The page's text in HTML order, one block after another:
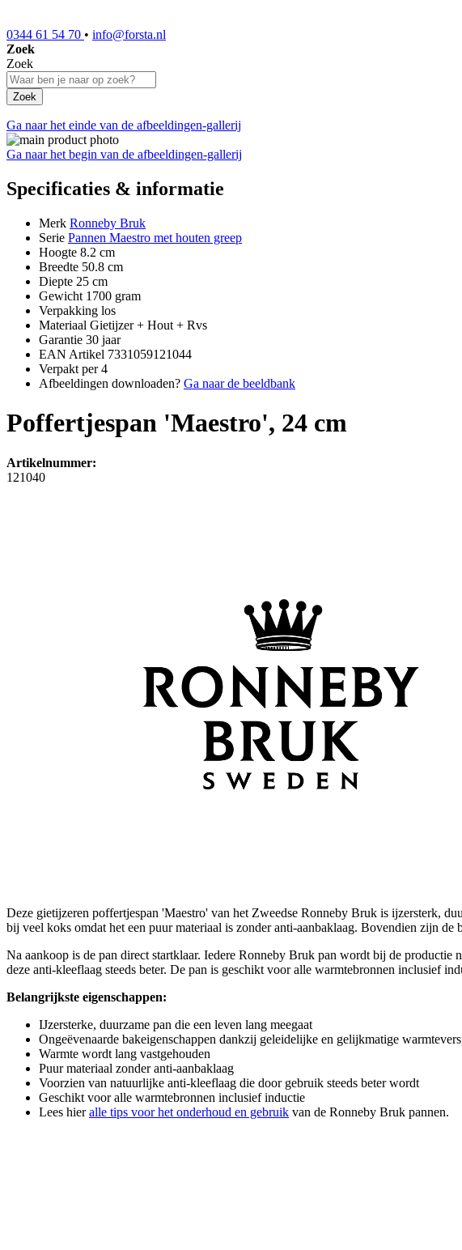
0344 61 54 70 • info@forsta.nl
Zoek
Zoek
Zoek
Ga naar het einde van de afbeeldingen-gallerij
Ga naar het begin van de afbeeldingen-gallerij
Specificaties & informatie
Merk Ronneby Bruk
Serie Pannen Maestro met houten greep
Hoogte 8.2 cm
Breedte 50.8 cm
Diepte 25 cm
Gewicht 1700 gram
Verpakking los
Materiaal Gietijzer + Hout + Rvs
Garantie 30 jaar
EAN Artikel 7331059121044
Verpakt per 4
Afbeeldingen downloaden? Ga naar de beeldbank
Poffertjespan 'Maestro', 24 cm
Artikelnummer:
121040
Deze gietijzeren poffertjespan 'Maestro' van het Zweedse Ronneby Bruk is ijzersterk,
bij veel koks omdat het een puur materiaal is zonder anti-aanbaklaag. Bovendien zijn
Na aankoop is de pan direct startklaar. Iedere Ronneby Bruk pan wordt bij de
deze anti-kleeflaag steeds beter. De pan is geschikt voor alle warmtebronnen inclusief
Belangrijkste eigenschappen:
IJzersterke, duurzame pan die een leven lang meegaat
Ongeëvenaarde bakeigenschappen dankzij geleidelijke en gelijkmatige
Warmte wordt lang vastgehouden
Puur materiaal zonder anti-aanbaklaag
Voorzien van natuurlijke anti-kleeflaag die door gebruik steeds beter wordt
Geschikt voor alle warmtebronnen inclusief inductie
Lees hieralle tips voor het onderhoud en gebruik van de Ronneby Bruk pannen.